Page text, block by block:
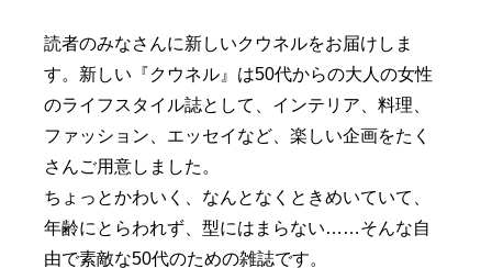
読者のみなさんに新しいクウネルをお届けしま
す。新しい『クウネル』は50代からの大人の女性
のライフスタイル誌として、インテリア、料理、
ファッション、エッセイなど、楽しい企画をたく
さんご用意しました。
ちょっとかわいく、なんとなくときめいていて、
年齢にとらわれず、型にはまらない……そんな自
由で素敵な50代のための雑誌です。